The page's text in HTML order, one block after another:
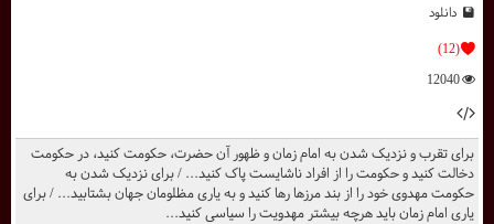
برای تقرب و نزدیک شدن به امام زمان و ظهور آن حضرت، حکومت کنید، در حکومت
دخالت کنید و حکومت را از افراد ناشایست پاک کنید... / برای نزدیک شدن به
حکومت مهدوی خود را از بند مرزها رها کنید و به یاری مظلومان جهان بشتابید... / برای
یاری امام زمان باید هرچه بیشتر مهدویت را سیاسی کنید...
دانلود
(12)
12040